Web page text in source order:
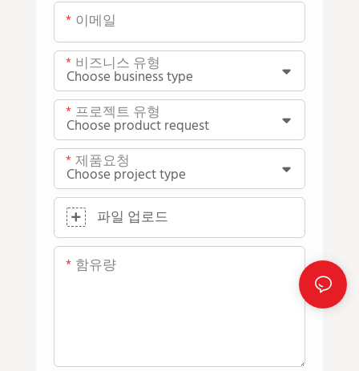
이메일
비즈니스 유형
프로젝트 유형
제품요청
파일 업로드
함유량